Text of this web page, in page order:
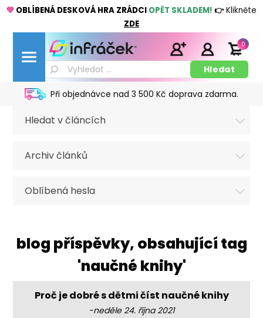
💚 OBLÍBENÁ DESKOVÁ HRA ZRÁDCI OPĚT SKLADEM! 👉Klikněte
ZDE
Při objednávce nad 3 500 Kč doprava zdarma.
0
Hledat v článcích
Archiv článků
Oblíbená hesla
blog příspěvky, obsahující tag
'naučné knihy'
Proč je dobré s dětmi číst naučné knihy
-neděle 24. října 2021